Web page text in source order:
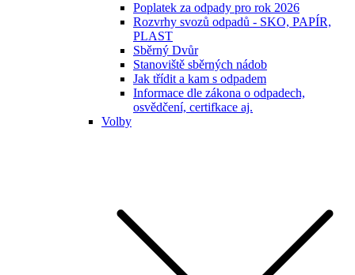
Poplatek za odpady pro rok 2026
Rozvrhy svozů odpadů - SKO, PAPÍR,
PLAST
Sběrný Dvůr
Stanoviště sběrných nádob
Jak třídit a kam s odpadem
Informace dle zákona o odpadech,
osvědčení, certifkace aj.
Volby